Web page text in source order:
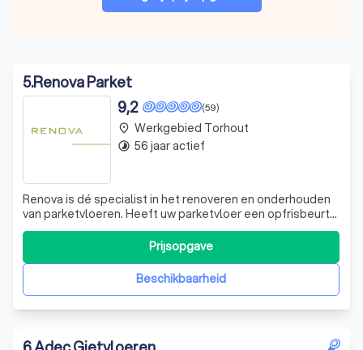
5.Renova Parket
(59)
9,2
Renova is dé specialist in het renoveren en onderhouden
van parketvloeren. Heeft uw parketvloer een opfrisbeurt
nodig? Wij behandelen en reinigen uw parketvloer tot
deze weer straalt als nooit tevoren. Beschadigingen of
vlekken verdwijnen als sneeuw voor de zon. Daarnaast
plaatsen wij ook (half)massBeschikbaarheid
Prijsopgave
place Werkgebied Torhout
timelapse 56 jaar actief